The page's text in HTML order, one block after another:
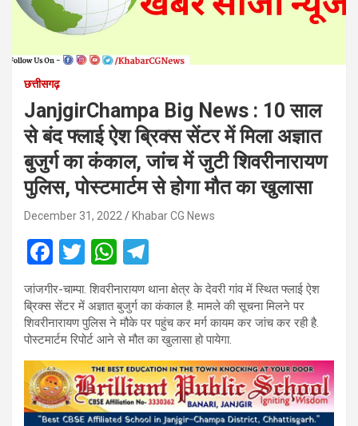
छत्तीसगढ़
JanjgirChampa Big News : 10 साल
से बंद फ्लाई ऐश ब्रिक्स सेंटर में मिला अज्ञात
बुजुर्ग का कंकाल, जांच में जुटी शिवरीनारायण
पुलिस, पोस्टमार्टम से होगा मौत का खुलासा
December 31, 2022 Khabar CG News
F
a
ce
b
o
o
k
T
wi
tt
er
W
h
at
s
A
p
p
el
e
gr
a
m
जांजगीर-चाम्पा. शिवरीनारायण थाना क्षेत्र के देवरी गांव में स्थित फ्लाई ऐश
ब्रिक्स सेंटर में अज्ञात बुजुर्ग का कंकाल है. मामले की सूचना मिलने पर
शिवरीनारायण पुलिस ने मौके पर पहुंच कर मर्ग कायम कर जांच कर रही है.
पोस्टमार्टम रिपोर्ट आने से मौत का खुलासा हो पायेगा.